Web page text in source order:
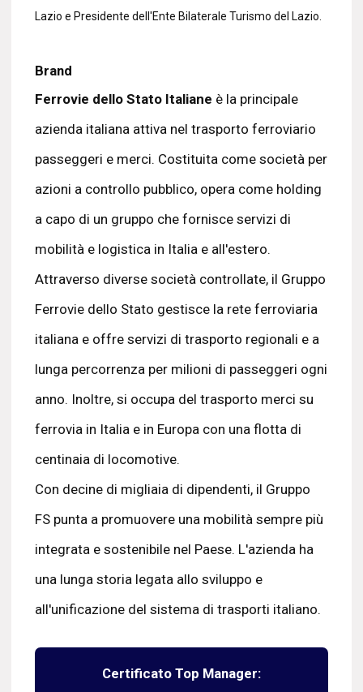
Lazio e Presidente dell'Ente Bilaterale Turismo del Lazio.
Brand
Ferrovie dello Stato Italiane è la principale
azienda italiana attiva nel trasporto ferroviario
passeggeri e merci. Costituita come società per
azioni a controllo pubblico, opera come holding
a capo di un gruppo che fornisce servizi di
mobilità e logistica in Italia e all'estero.
Attraverso diverse società controllate, il Gruppo
Ferrovie dello Stato gestisce la rete ferroviaria
italiana e offre servizi di trasporto regionali e a
lunga percorrenza per milioni di passeggeri ogni
anno. Inoltre, si occupa del trasporto merci su
ferrovia in Italia e in Europa con una flotta di
centinaia di locomotive.
Con decine di migliaia di dipendenti, il Gruppo
FS punta a promuovere una mobilità sempre più
integrata e sostenibile nel Paese. L'azienda ha
una lunga storia legata allo sviluppo e
all'unificazione del sistema di trasporti italiano.
Certificato Top Manager: